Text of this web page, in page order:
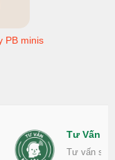
PB minis
Tư Vấn
Tư vấn